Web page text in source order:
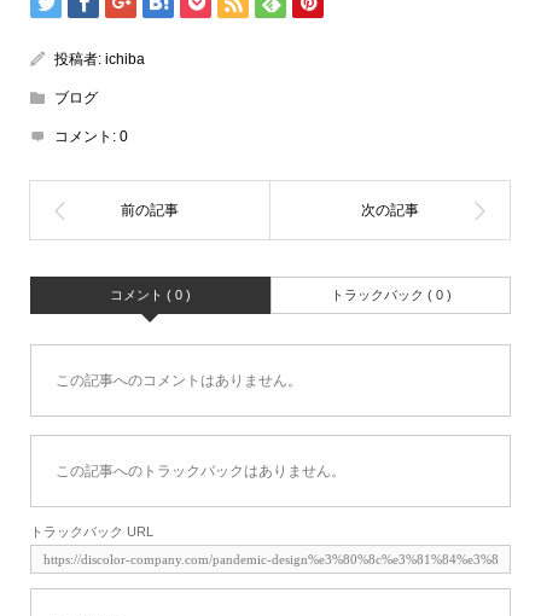
投稿者: ichiba
ブログ
コメント: 0
コメント ( 0 ) トラックバック ( 0 )
この記事へのコメントはありません。
この記事へのトラックバックはありません。
トラックバック URL